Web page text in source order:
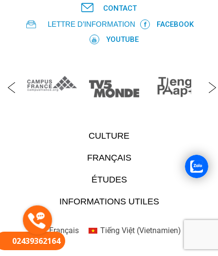
CONTACT
LETTRE D’INFORMATION
FACEBOOK
YOUTUBE
CULTURE
FRANÇAIS
ÉTUDES
INFORMATIONS UTILES
Français Tiếng Việt(Vietnamien)
02439362164